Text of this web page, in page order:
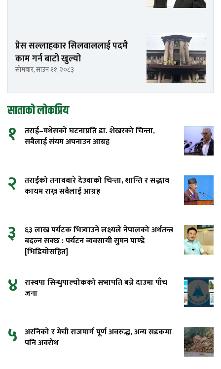
प्रेस सल्लाहकार सिलवाललाई पदमै
काम गर्न बाटो खुल्यो
सोमबार, साउन ११, २०८३
साताको लोकप्रिय
१
तराई–मधेसको घटनाप्रति डा. शेखरको चिन्ता,
सबैलाई संयम अपनाउन आग्रह
२
तराईको तनावबारे देउवाको चिन्ता, शान्ति र सद्भाव
कायम राख्न सबैलाई आग्रह
३
६३ लाख पर्यटक भित्र्याउने लक्ष्यले नेपालको अर्थतन्त्र
बदल्न सक्छ : पर्यटन व्यवसायी सुमन पाण्डे
[भिडियोसहित]
४ रास्वपा सिन्धुपाल्चोकको सभापति बन्ने दाउमा पाँच
जना
५ अरनिको र मेची राजमार्ग पूर्ण अवरुद्ध, अन्य सडकमा
पनि अवरोध